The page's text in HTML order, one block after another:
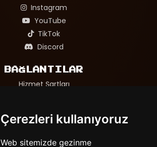
Çerezleri kullanıyoruz
Web sitemizde gezinme
Instagram
YouTube
TikTok
Discord
BAĞLANTILAR
Hizmet Şartları